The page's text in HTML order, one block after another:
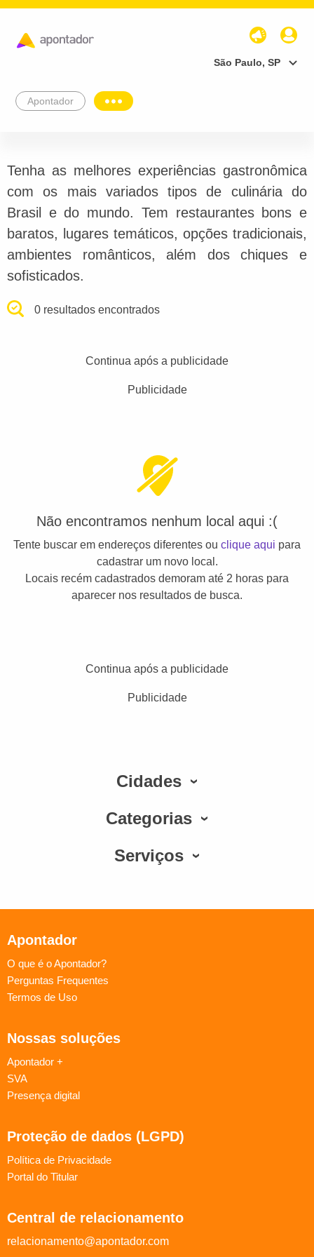
São Paulo, SP
Apontador
Tenha as melhores experiências gastronômica
com os mais variados tipos de culinária do
Brasil e do mundo. Tem restaurantes bons e
baratos, lugares temáticos, opções tradicionais,
ambientes românticos, além dos chiques e
sofisticados.
0 resultados encontrados
Continua após a publicidade
Publicidade
Não encontramos nenhum local aqui :(
Tente buscar em endereços diferentes ou clique aqui para
cadastrar um novo local.
Locais recém cadastrados demoram até 2 horas para
aparecer nos resultados de busca.
Continua após a publicidade
Publicidade
Cidades
Categorias
Serviços
Apontador
O que é o Apontador?
Perguntas Frequentes
Termos de Uso
Nossas soluções
Apontador +
SVA
Presença digital
Proteção de dados (LGPD)
Política de Privacidade
Portal do Titular
Central de relacionamento
relacionamento@apontador.com